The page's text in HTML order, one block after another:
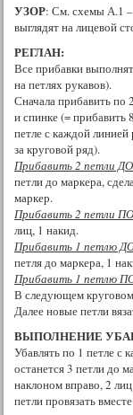
УЗОР: См. схемы А.1 –
выглядят на лицевой
РЕГЛАН:
Все прибавки
на петлях рукавов).
Сначала прибавить по
и спинке (= прибавить
петле с каждой линией
за круговой ряд).
Прибавить 2 петли
петли до маркера,
маркер.
Прибавить 2 петли
лиц, 1 накид.
Прибавить 1 петлю
петля до маркера, 1
Прибавить 1 петлю
В следующем
Далее новые петли
ВЫПОЛНЕНИЕ
Убавлять по 1 петле с
останется 3 петли до
наклоном вправо, 2
петли провязать